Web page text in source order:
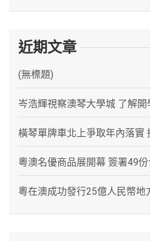
近期文章
(無標題)
岑浩輝視察澳琴大學城 了解
橫琴單牌車北上爭取年內落實
粵澳名優商品展開幕 簽署49份
粵在澳成功發行25億人民幣地